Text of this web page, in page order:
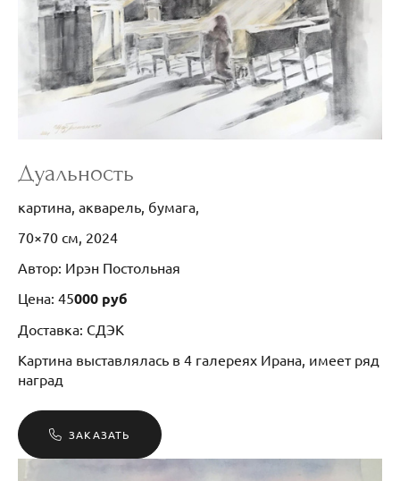
Дуальность
картина, акварель, бумага,
70×70 см, 2024
Автор: Ирэн Постольная
Цена: 45000 руб
Доставка: СДЭК
Картина выставлялась в 4 галереях Ирана, имеет ряд
наград
ЗАКАЗАТЬ